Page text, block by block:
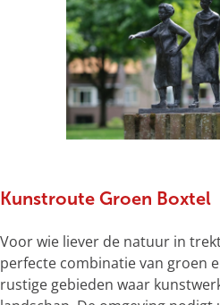
Kunstroute Groen Boxtel
Voor wie liever de natuur in
perfecte combinatie van groen
rustige gebieden waar